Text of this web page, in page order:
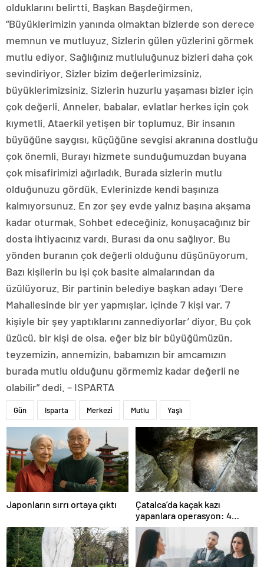
olduklarını belirtti. Başkan Başdeğirmen,
“Büyüklerimizin yanında olmaktan bizlerde son derece
memnun ve mutluyuz. Sizlerin gülen yüzlerini görmek
mutlu ediyor. Sağlığınız mutluluğunuz bizleri daha çok
sevindiriyor. Sizler bizim değerlerimizsiniz,
büyüklerimizsiniz. Sizlerin huzurlu yaşaması bizler için
çok değerli. Anneler, babalar, evlatlar herkes için çok
kıymetli. Ataerkil yetişen bir toplumuz. Bir insanın
büyüğüne saygısı, küçüğüne sevgisi akranına dostluğu
çok önemli. Burayı hizmete sunduğumuzdan buyana
çok misafirimizi ağırladık. Burada sizlerin mutlu
olduğunuzu gördük. Evlerinizde kendi başınıza
kalmıyorsunuz. En zor şey evde yalnız başına akşama
kadar oturmak. Sohbet edeceğiniz, konuşacağınız bir
dosta ihtiyacınız vardı. Burası da onu sağlıyor. Bu
yönden buranın çok değerli olduğunu düşünüyorum.
Bazı kişilerin bu işi çok basite almalarından da
üzülüyoruz. Bir partinin belediye başkan adayı ‘Dere
Mahallesinde bir yer yapmışlar, içinde 7 kişi var, 7
kişiyle bir şey yaptıklarını zannediyorlar’ diyor. Bu çok
üzücü, bir kişi de olsa, eğer biz bir büyüğümüzün,
teyzemizin, annemizin, babamızın bir amcamızın
burada mutlu olduğunu görmemiz kadar değerli ne
olabilir” dedi. – ISPARTA
Gün Isparta Merkezi Mutlu Yaşlı
Japonların sırrı ortaya çıktı
Çatalca’da kaçak kazı
yapanlara operasyon: 4
gözaltı